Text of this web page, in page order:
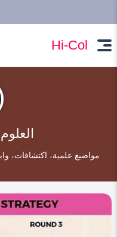
Hi-Col
مواضيع علمية، اكتشافات،